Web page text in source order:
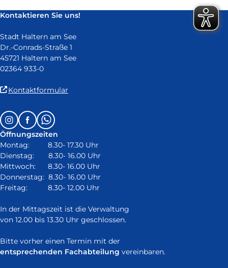
Kontaktieren Sie uns!
Stadt Haltern am See
Dr.-Conrads-Straße 1
45721 Haltern am See
02364 933-0
Kontaktformular
in
neuem
Fenster)
Follow
us
on:
InstagramFacebookWhatsapp
Öffnungszeiten
Montag: 8.30- 17.30 Uhr
Dienstag: 8.30- 16.00 Uhr
Mittwoch: 8.30- 16.00 Uhr
Donnerstag: 8.30- 16.00 Uhr
Freitag: 8.30- 12.00 Uhr
In der Mittagszeit ist die Verwaltung
von 12.00 bis 13.30 Uhr geschlossen.
Bitte vorher einen Termin mit der
entsprechenden Fachabteilung vereinbaren.